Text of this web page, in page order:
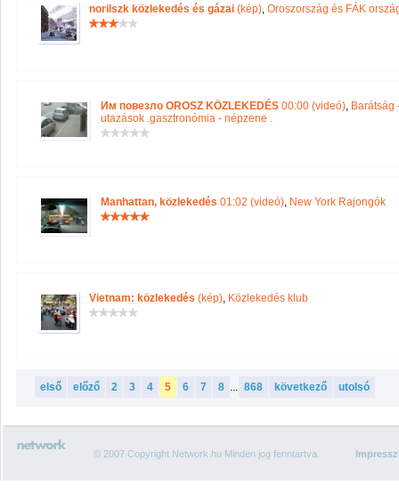
norilszk közlekedés és gázai (kép), Oroszország és FÁK
Им повезло OROSZ KÖZLEKEDÉS 00:00 (videó), Barátság
utazások .gasztronómia - népzene .
Manhattan, közlekedés 01:02 (videó), New York Rajongók
Vietnam: közlekedés (kép), Közlekedés klub
első előző 2 3 4 5 6 7 8 ... 868 következő utolsó
© 2007 Copyright Network.hu Minden jog fenntartva.